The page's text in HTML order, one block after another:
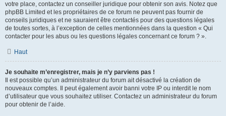
votre place, contactez un conseiller juridique pour obtenir son avis. Notez que
phpBB Limited et les propriétaires de ce forum ne peuvent pas fournir de
conseils juridiques et ne sauraient être contactés pour des questions légales
de toutes sortes, à l’exception de celles mentionnées dans la question « Qui
contacter pour les abus ou les questions légales concernant ce forum ? ».
Haut
Je souhaite m’enregistrer, mais je n’y parviens pas !
Il est possible qu’un administrateur du forum ait désactivé la création de
nouveaux comptes. Il peut également avoir banni votre IP ou interdit le nom
d’utilisateur que vous souhaitez utiliser. Contactez un administrateur du forum
pour obtenir de l’aide.